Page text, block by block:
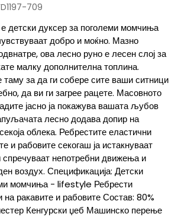
709
дуксер за поголеми момчиња
добро и моќно. Мазно
ова лесно руно е лесен слој за
малку дополнителна топлина.
таму за да ги собере сите ваши ситници
да ви ги загрее рацете. Масовното
јасно ја покажува вашата љубов
лесно додава допир на
облека. Ребрестите еластични
и рабовите секогаш ја истакнуваат
непотребни движења и
воздух. Спецификација: Детски
момчиња - lifestyle Ребрести
ракавите и рабовите Состав: 80%
Кенгурски џеб Машинско перење